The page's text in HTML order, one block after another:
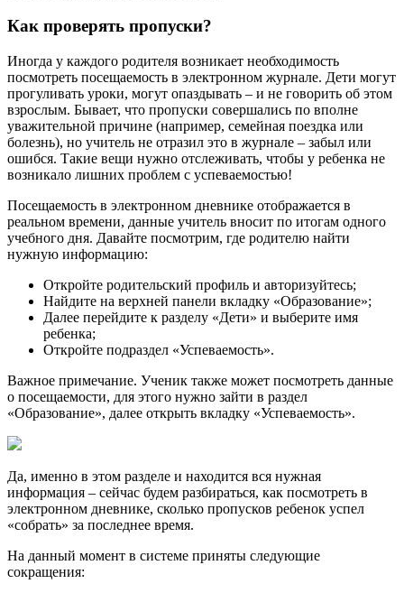
Как проверять пропуски?
Иногда у каждого родителя возникает необходимость
посмотреть посещаемость в электронном журнале. Дети могут
прогуливать уроки, могут опаздывать – и не говорить об этом
взрослым. Бывает, что пропуски совершались по вполне
уважительной причине (например, семейная поездка или
болезнь), но учитель не отразил это в журнале – забыл или
ошибся. Такие вещи нужно отслеживать, чтобы у ребенка не
возникало лишних проблем с успеваемостью!
Посещаемость в электронном дневнике отображается в
реальном времени, данные учитель вносит по итогам одного
учебного дня. Давайте посмотрим, где родителю найти
нужную информацию:
Откройте родительский профиль и авторизуйтесь;
Найдите на верхней панели вкладку «Образование»;
Далее перейдите к разделу «Дети» и выберите имя
ребенка;
Откройте подраздел «Успеваемость».
Важное примечание. Ученик также может посмотреть данные
о посещаемости, для этого нужно зайти в раздел
«Образование», далее открыть вкладку «Успеваемость».
Да, именно в этом разделе и находится вся нужная
информация – сейчас будем разбираться, как посмотреть в
электронном дневнике, сколько пропусков ребенок успел
«собрать» за последнее время.
На данный момент в системе приняты следующие
сокращения: